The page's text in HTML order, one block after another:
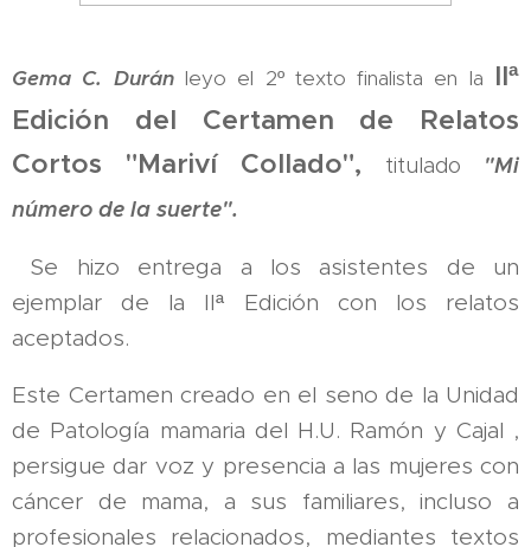
Gema C. Duránleyo el 2º texto finalista en la IIª
Edición del Certamen de Relatos
Cortos "Mariví Collado", titulado "Mi
número de la suerte".
Se hizo entrega a los asistentes de un
ejemplar de la IIª Edición con los relatos
aceptados.
Este Certamen creado en el seno de la Unidad
de Patología mamaria del H.U. Ramón y Cajal ,
persigue dar voz y presencia a las mujeres con
cáncer de mama, a sus familiares, incluso a
profesionales relacionados, mediantes textos